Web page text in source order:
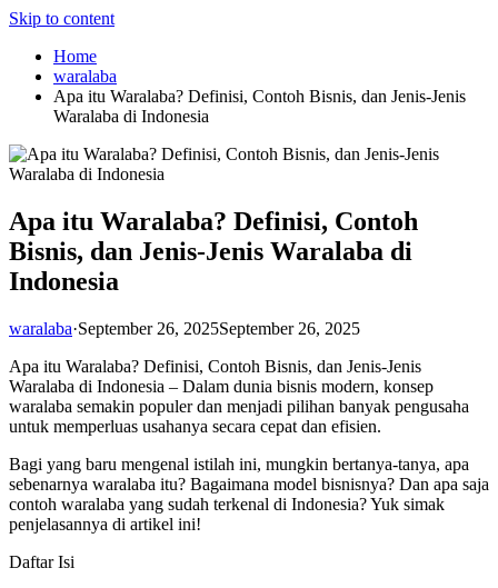
Skip to content
Home
waralaba
Apa itu Waralaba? Definisi, Contoh Bisnis, dan Jenis-Jenis
Waralaba di Indonesia
Apa itu Waralaba? Definisi, Contoh
Bisnis, dan Jenis-Jenis Waralaba di
Indonesia
waralaba·September 26, 2025September 26, 2025
Apa itu Waralaba? Definisi, Contoh Bisnis, dan Jenis-Jenis
Waralaba di Indonesia – Dalam dunia bisnis modern, konsep
waralaba semakin populer dan menjadi pilihan banyak pengusaha
untuk memperluas usahanya secara cepat dan efisien.
Bagi yang baru mengenal istilah ini, mungkin bertanya-tanya, apa
sebenarnya waralaba itu? Bagaimana model bisnisnya? Dan apa saja
contoh waralaba yang sudah terkenal di Indonesia? Yuk simak
penjelasannya di artikel ini!
Daftar Isi